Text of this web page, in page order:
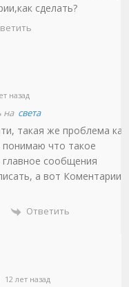
сделать?
назад
на света
такая же проблема
понимаю что такое
главное сообщения
а вот Коментарии
Ответить
12 лет назад